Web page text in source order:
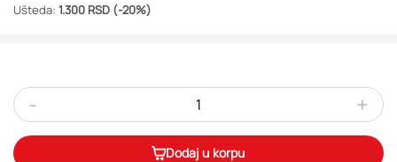
Ušteda: 1.300 RSD (-20%)
- +
Dodaj u korpu